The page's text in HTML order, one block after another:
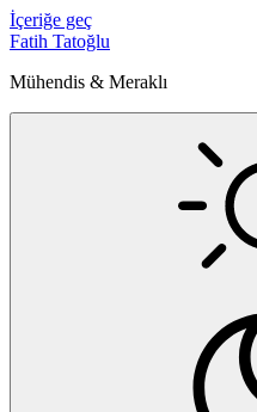
İçeriğe geç
Fatih Tatoğlu
Mühendis & Meraklı